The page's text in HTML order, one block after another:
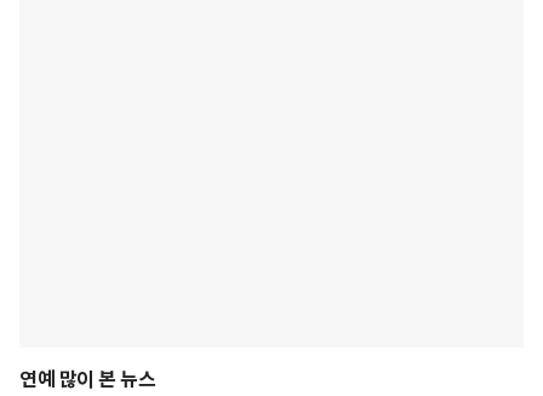
연예 많이 본 뉴스